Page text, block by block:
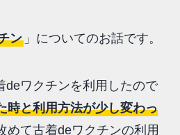
ン」についてのお話です。
deワクチンを利用したので
時と利用方法が少し変わっ
めて古着deワクチンの利用